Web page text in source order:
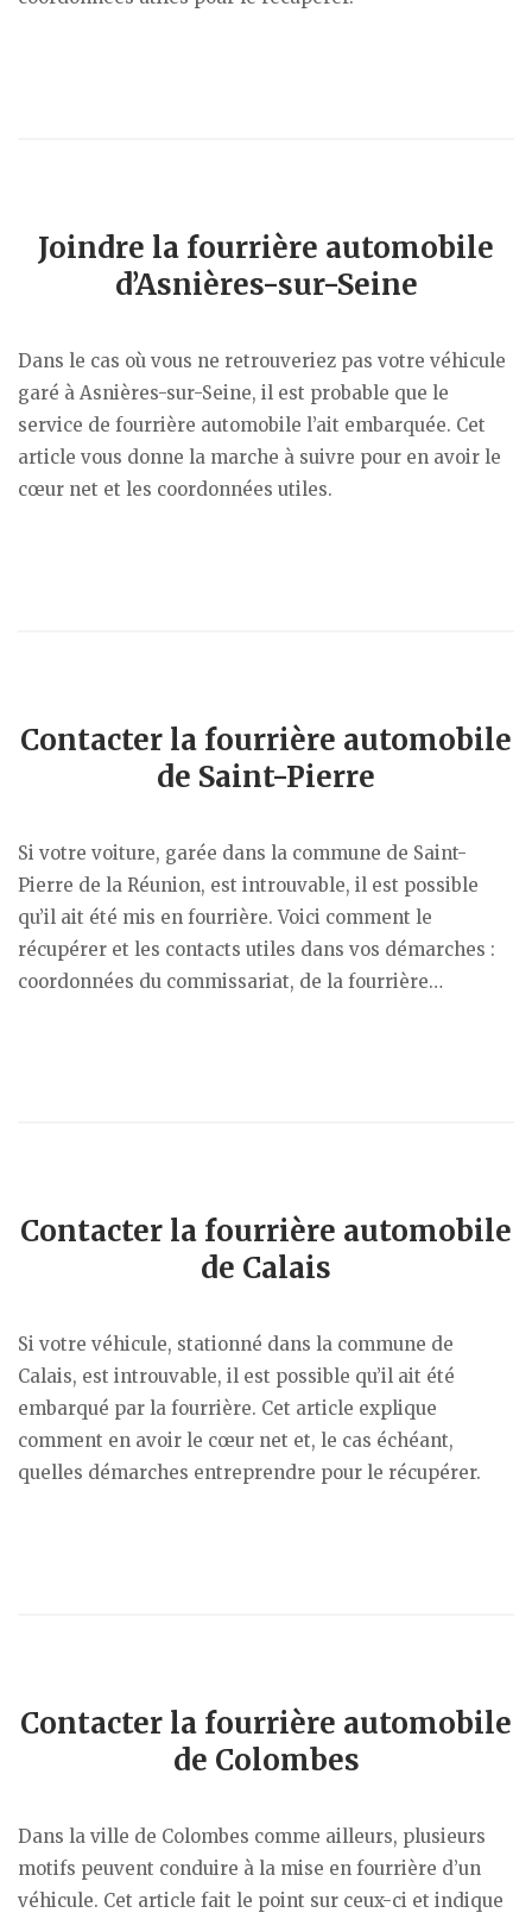
Joindre la fourrière automobile
d’Asnières-sur-Seine
Dans le cas où vous ne retrouveriez pas votre véhicule
garé à Asnières-sur-Seine, il est probable que le
service de fourrière automobile l’ait embarquée. Cet
article vous donne la marche à suivre pour en avoir le
cœur net et les coordonnées utiles.
Contacter la fourrière automobile
de Saint-Pierre
Si votre voiture, garée dans la commune de Saint-
Pierre de la Réunion, est introuvable, il est possible
qu’il ait été mis en fourrière. Voici comment le
récupérer et les contacts utiles dans vos démarches :
coordonnées du commissariat, de la fourrière…
Contacter la fourrière automobile
de Calais
Si votre véhicule, stationné dans la commune de
Calais, est introuvable, il est possible qu’il ait été
embarqué par la fourrière. Cet article explique
comment en avoir le cœur net et, le cas échéant,
quelles démarches entreprendre pour le récupérer.
Contacter la fourrière automobile
de Colombes
Dans la ville de Colombes comme ailleurs, plusieurs
motifs peuvent conduire à la mise en fourrière d’un
véhicule. Cet article fait le point sur ceux-ci et indique